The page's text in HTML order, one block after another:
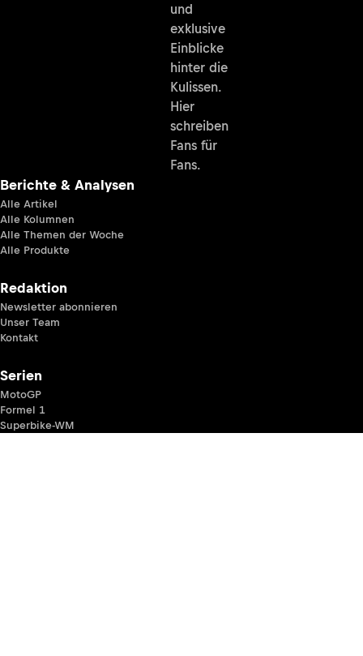
und
exklusive
Einblicke
hinter die
Kulissen.
Hier
schreiben
Fans für
Fans.
Berichte & Analysen
Alle Artikel
Alle Kolumnen
Alle Themen der Woche
Alle Produkte
Redaktion
Newsletter abonnieren
Unser Team
Kontakt
Serien
MotoGP
Formel 1
Superbike-WM